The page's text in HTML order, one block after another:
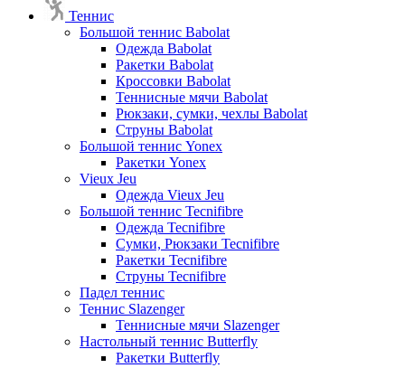
Теннис
Большой теннис Babolat
Одежда Babolat
Ракетки Babolat
Кроссовки Babolat
Теннисные мячи Babolat
Рюкзаки, сумки, чехлы Babolat
Струны Babolat
Большой теннис Yonex
Ракетки Yonex
Vieux Jeu
Одежда Vieux Jeu
Большой теннис Tecnifibre
Одежда Tecnifibre
Сумки, Рюкзаки Tecnifibre
Ракетки Tecnifibre
Струны Tecnifibre
Падел теннис
Теннис Slazenger
Теннисные мячи Slazenger
Настольный теннис Butterfly
Ракетки Butterfly